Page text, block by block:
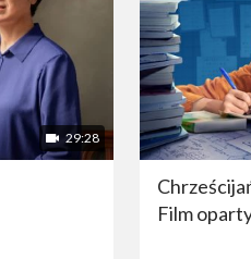
29:28
Film